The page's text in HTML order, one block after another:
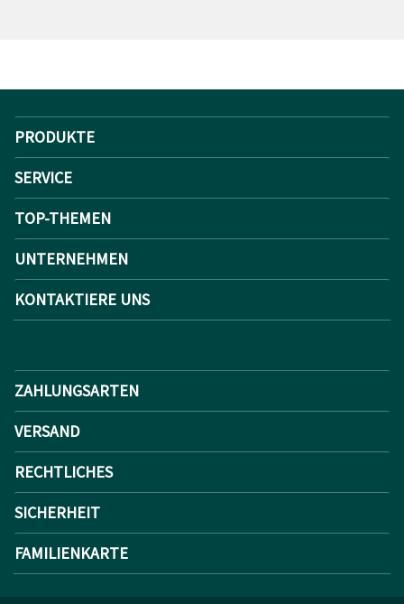
PRODUKTE
SERVICE
TOP-THEMEN
UNTERNEHMEN
KONTAKTIERE UNS
ZAHLUNGSARTEN
VERSAND
RECHTLICHES
SICHERHEIT
FAMILIENKARTE